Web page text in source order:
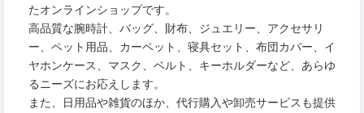
たオンラインショップです。
高品質な腕時計、バッグ、財布、ジュエリー、アクセサリ
ー、ペット用品、カーペット、寝具セット、布団カバー、イ
ヤホンケース、マスク、ベルト、キーホルダーなど、あらゆ
るニーズにお応えします。
また、日用品や雑貨のほか、代行購入や卸売サービスも提供